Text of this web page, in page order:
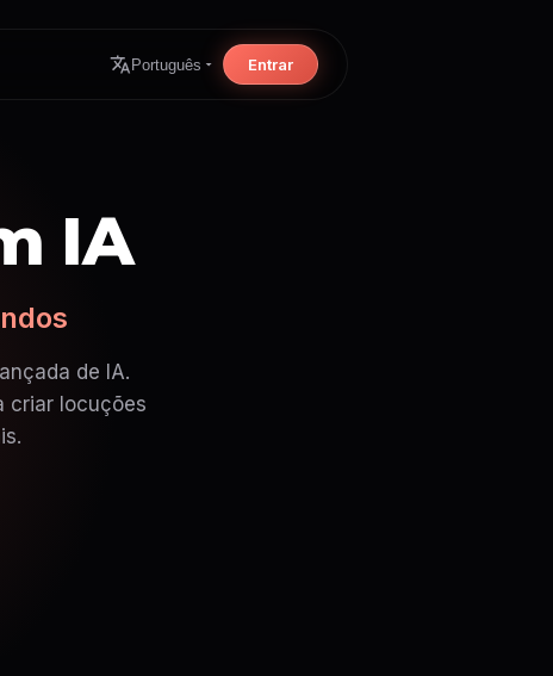
Português Entrar
IA
de IA.
criar locuções